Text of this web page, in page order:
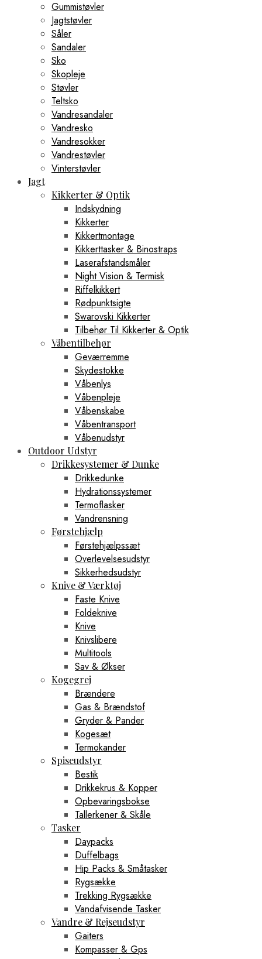
Gummistøvler
Jagtstøvler
Såler
Sandaler
Sko
Skopleje
Støvler
Teltsko
Vandresandaler
Vandresko
Vandresokker
Vandrestøvler
Vinterstøvler
Jagt
Kikkerter & Optik
Indskydning
Kikkerter
Kikkertmontage
Kikkerttasker & Binostraps
Laserafstandsmåler
Night Vision & Termisk
Riffelkikkert
Rødpunktsigte
Swarovski Kikkerter
Tilbehør Til Kikkerter & Optik
Våbentilbehør
Geværremme
Skydestokke
Våbenlys
Våbenpleje
Våbenskabe
Våbentransport
Våbenudstyr
Outdoor Udstyr
Drikkesystemer & Dunke
Drikkedunke
Hydrationssystemer
Termoflasker
Vandrensning
Førstehjælp
Førstehjælpssæt
Overlevelsesudstyr
Sikkerhedsudstyr
Knive & Værktøj
Faste Knive
Foldeknive
Knive
Knivslibere
Multitools
Sav & Økser
Kogegrej
Brændere
Gas & Brændstof
Gryder & Pander
Kogesæt
Termokander
Spiseudstyr
Bestik
Drikkekrus & Kopper
Opbevaringsbokse
Tallerkener & Skåle
Tasker
Daypacks
Duffelbags
Hip Packs & Småtasker
Rygsække
Trekking Rygsække
Vandafvisende Tasker
Vandre & Rejseudstyr
Gaiters
Kompasser & Gps